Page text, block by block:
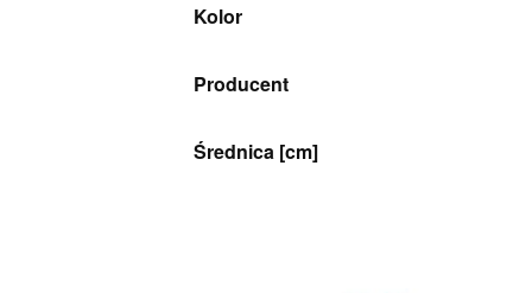
Kolor
Producent
Średnica [cm]